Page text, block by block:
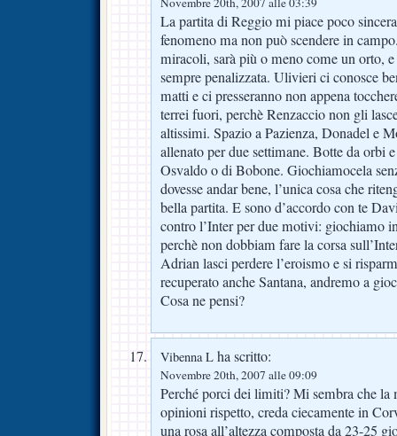
La partita di Reggio mi piace poco
fenomeno ma non può scendere in
miracoli, sarà più o meno come un orto,
sempre penalizzata. Ulivieri ci conosce
matti e ci presseranno non appena
terrei fuori, perchè Renzaccio non gli
altissimi. Spazio a Pazienza, Donadel e
allenato per due settimane. Botte da orbi
Osvaldo o di Bobone. Giochiamocela
dovesse andar bene, l’unica cosa che
bella partita. E sono d’accordo con te
contro l’Inter per due motivi: giochiamo
perchè non dobbiam fare la corsa
Adrian lasci perdere l’eroismo e si
recuperato anche Santana, andremo a
Cosa ne pensi?
Vibenna L ha scritto:
Novembre 20th, 2007 alle 09:09
Perché porci dei limiti? Mi sembra che la
opinioni rispetto, creda ciecamente in
una rosa all’altezza composta da 23-25